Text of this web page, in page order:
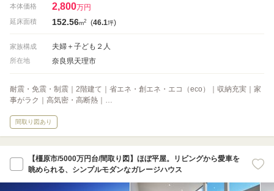
本体価格 2,800万円
延床面積 152.56m2 (46.1坪)
家族構成 夫婦＋子ども２人
所在地 奈良県天理市
耐震・免震・制震｜2階建て｜省エネ・創エネ・エコ（eco）｜収納充実｜家
事がラク｜高気密・高断熱｜…
間取り図あり
【橿原市/5000万円台/間取り図】ほぼ平屋。リビングから愛車を
眺められる、シンプルモダンなガレージハウス